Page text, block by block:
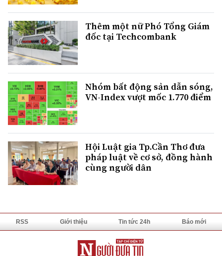
Thêm một nữ Phó Tổng Giám
đốc tại Techcombank
Nhóm bất động sản dẫn sóng,
VN-Index vượt mốc 1.770 điểm
Hội Luật gia Tp.Cần Thơ đưa
pháp luật về cơ sở, đồng hành
cùng người dân
RSS Giới thiệu Tin tức 24h Báo mới